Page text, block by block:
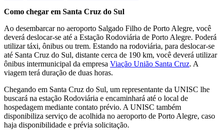
Como chegar em Santa Cruz do Sul
Ao desembarcar no aeroporto Salgado Filho de Porto Alegre, você
deverá deslocar-se até a Estação Rodoviária de Porto Alegre. Poderá
utilizar táxi, ônibus ou trem. Estando na rodoviária, para deslocar-se
até Santa Cruz do Sul, distante cerca de 190 km, você deverá utilizar
ônibus intermunicipal da empresa Viação União Santa Cruz. A
viagem terá duração de duas horas.
Chegando em Santa Cruz do Sul, um representante da UNISC lhe
buscará na estação Rodoviária e encaminhará até o local de
hospedagem mediante contato prévio. A UNISC também
disponibiliza serviço de acolhida no aeroporto de Porto Alegre, caso
haja disponibilidade e prévia solicitação.